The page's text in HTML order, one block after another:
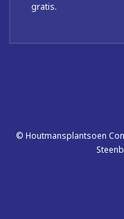
gratis.
© Houtmansplantsoen